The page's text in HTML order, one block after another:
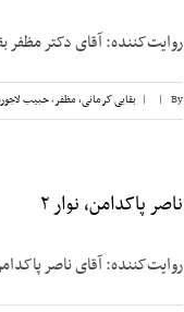
روایت‌کننده: آقای دکتر مظفر بقایی کرمانی
By
|
| بقایی کرمانی، مظفر,حبیب
ناصر پاکدامن، نوار ۲
روایت‌کننده: آقای ناصر پاکدامن تاریخ مصاحبه: ۲۶ مه